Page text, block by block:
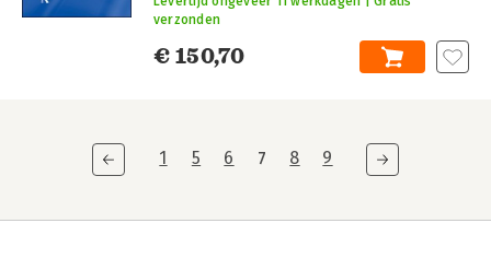
€ 150,70
verzonden
1 5 6 7 8 9